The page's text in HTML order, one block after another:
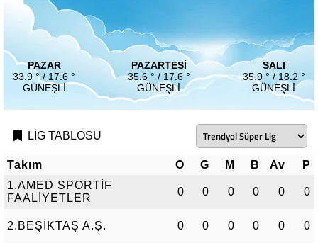
PAZAR
33.9 ° / 17.6 °
GÜNEŞLI
PAZARTESI
35.6 ° / 17.6 °
GÜNEŞLI
SALI
35.9 ° / 18.2 °
GÜNEŞLI
LİG TABLOSU
Takım O G M B Av
P
1.AMED SPORTİF
FAALİYETLER
0 0 0 0 0 0
2.BEŞİKTAŞ A.Ş. 0 0 0 0 0 0